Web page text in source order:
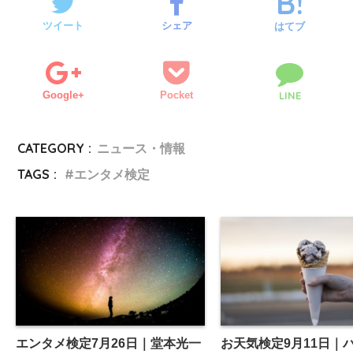
ツイート シェア はてブ
Google+ Pocket LINE
CATEGORY : ニュース・情報
TAGS :
エンタメ検定
エンタメ検定7月26日｜堂本光一
お天気検定9月11日｜